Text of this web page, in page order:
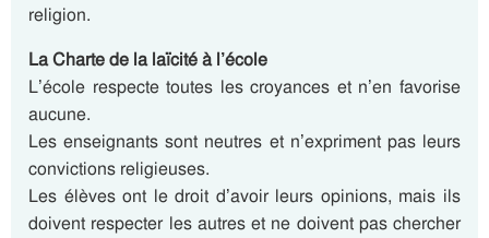
religion.
La Charte de la laïcité à l’école
L’école respecte toutes les croyances et n’en favorise
aucune.
Les enseignants sont neutres et n’expriment pas leurs
convictions religieuses.
Les élèves ont le droit d’avoir leurs opinions, mais ils
doivent respecter les autres et ne doivent pas chercher